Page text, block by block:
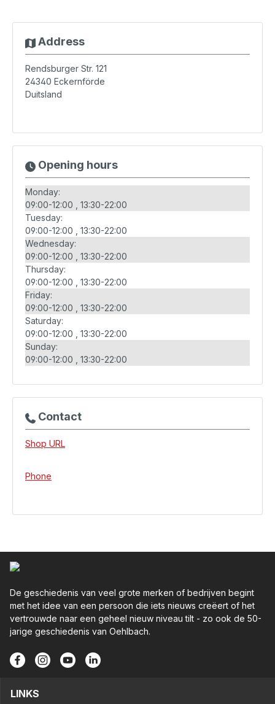
Address
Rendsburger Str. 121
24340 Eckernförde
Duitsland
Opening hours
Monday:
09:00-12:00
13:30-22:00
Tuesday:
09:00-12:00
13:30-22:00
Wednesday:
09:00-12:00
13:30-22:00
Thursday:
09:00-12:00
13:30-22:00
Friday:
09:00-12:00
13:30-22:00
Saturday:
09:00-12:00
13:30-22:00
Sunday:
09:00-12:00
13:30-22:00
Contact
Shop URL
Phone
De geschiedenis van veel grote merken of bedrijven begint
met het idee van een persoon die iets nieuws creëert of het
vertrouwde naar een geheel nieuw niveau tilt - zo ook de 50-
jarige geschiedenis van Oehlbach.
LINKS